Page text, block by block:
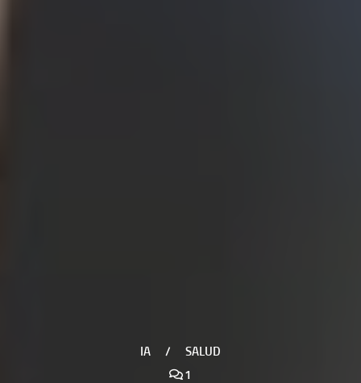
IA /
SALUD
1